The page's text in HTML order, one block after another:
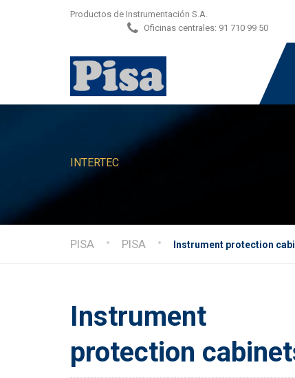
Productos de Instrumentación S.A.
Oficinas centrales: 91 710 99 50
INTERTEC
PISA PISA Instrument protection
Instrument
protection